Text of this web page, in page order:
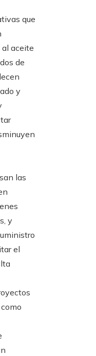
que
aceite
de
y
las
y
el